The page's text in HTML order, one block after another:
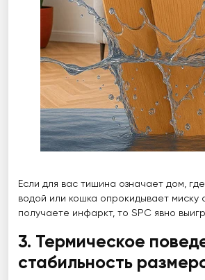
Если для вас тишина означает дом,
водой или кошка опрокидывает миску
получаете инфаркт, то SPC явно
3. Термическое
стабильность